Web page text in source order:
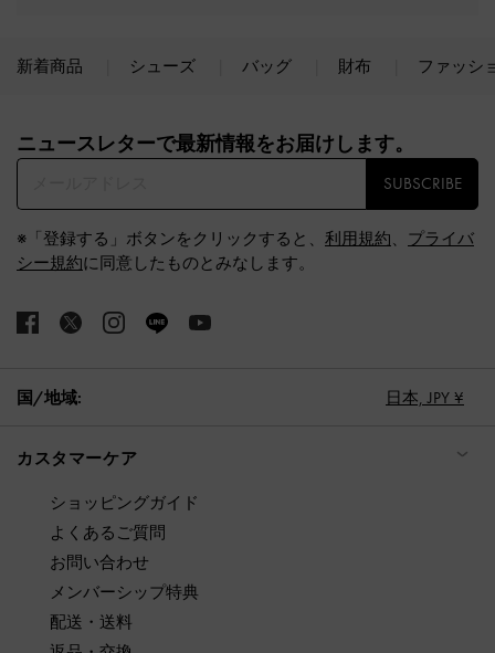
新着商品 シューズ バッグ 財布 ファッシ
ニュースレターで最新情報をお届けします。​
SUBSCRIBE
※「登録する」ボタンをクリックすると、 利用規約、 プライバ
シー規約に同意したものとみなします。
国/地域: 日本, JPY ¥
カスタマーケア
ショッピングガイド
よくあるご質問
お問い合わせ
メンバーシップ特典
配送・送料